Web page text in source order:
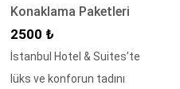
Konaklama Paketleri
İndirimli Fiyat
2500 ₺
İstanbul Hotel & Suites’te
lüks ve konforun tadını